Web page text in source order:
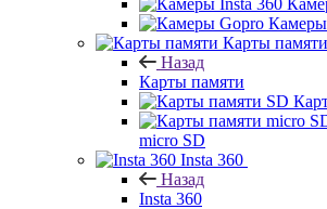
Карты памяти
Назад
Карты памяти
micro SD
Insta 360
Назад
Insta 360